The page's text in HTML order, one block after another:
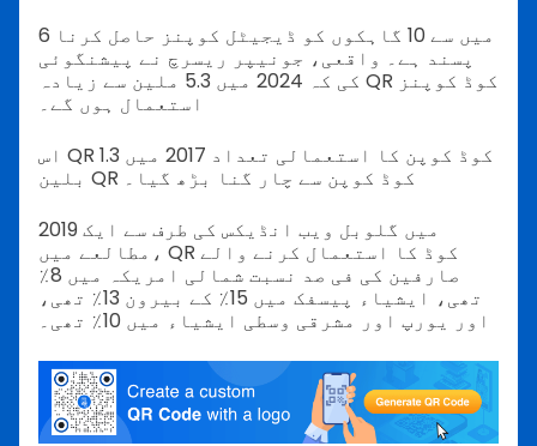
6 میں سے 10 گاہکوں کو ڈیجیٹل کوپنز حاصل کرنا
پسند ہے۔ واقعی، جونیپر ریسرچ نے پیشنگوئی
کی کہ 2024 میں 5.3 ملین سے زیادہ QR کوڈ کوپنز
استعمال ہوں گے۔
اس QR کوڈ کوپن کا استعمالی تعداد 2017 میں 1.3
بلین QR کوڈ کوپن سے چار گنا بڑھ گیا۔
2019 میں گلوبل ویب انڈیکس کی طرف سے ایک
مطالعے میں، QR کوڈ کا استعمال کرنے والے
صارفین کی فی صد نسبت شمالی امریکہ میں 8٪
تھی، ایشیاء پیسفک میں 15٪ کے بیرون 13٪ تھی،
اور یورپ اور مشرقی وسطی ایشیاء میں 10٪ تھی۔